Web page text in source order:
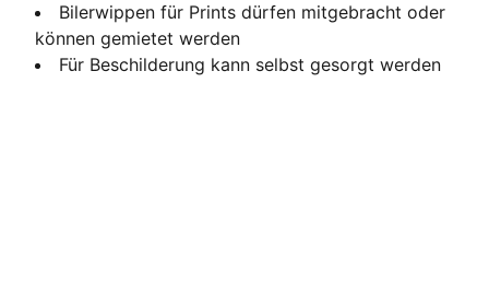
Bilerwippen für Prints dürfen mitgebracht oder
können gemietet werden
Für Beschilderung kann selbst gesorgt werden